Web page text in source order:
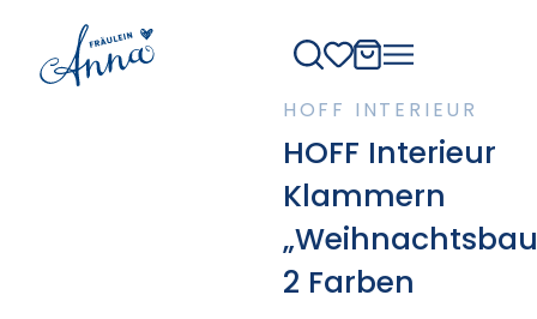
HOFF INTERIEUR
HOFF Interieur
Klammern
2 Farben